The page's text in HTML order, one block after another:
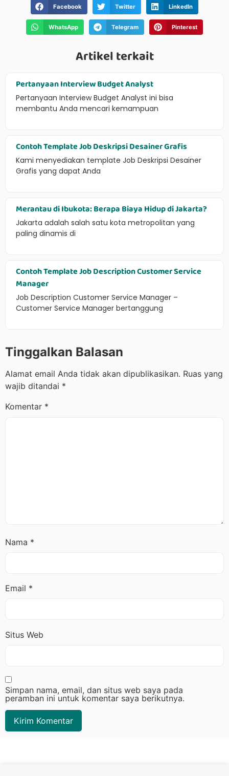
Facebook Twitter LinkedIn
WhatsApp Telegram Pinterest
Artikel terkait
Pertanyaan Interview Budget Analyst
Pertanyaan Interview Budget Analyst ini bisa
membantu Anda mencari kemampuan
Contoh Template Job Deskripsi Desainer Grafis
Kami menyediakan template Job Deskripsi Desainer
Grafis yang dapat Anda
Merantau di Ibukota: Berapa Biaya Hidup di Jakarta?
Jakarta adalah salah satu kota metropolitan yang
paling dinamis di
Contoh Template Job Description Customer Service
Manager
Job Description Customer Service Manager –
Customer Service Manager bertanggung
Tinggalkan Balasan
Alamat email Anda tidak akan dipublikasikan. Ruas yang
wajib ditandai *
Komentar *
Nama *
Email *
Situs Web
Simpan nama, email, dan situs web saya pada
peramban ini untuk komentar saya berikutnya.